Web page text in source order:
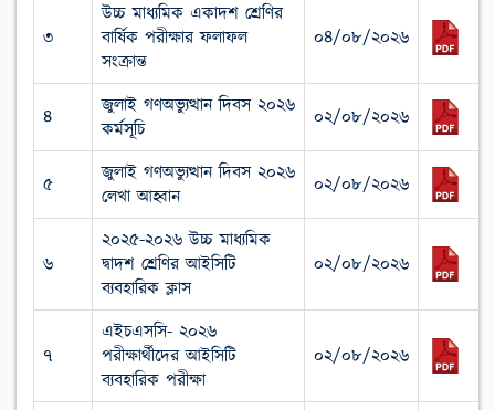
৩
উচ্চ মাধ্যমিক একাদশ শ্রেণির
বার্ষিক পরীক্ষার ফলাফল
সংক্রান্ত
০৪/০৮/২০২৬
৪
জুলাই গণঅভ্যুত্থান দিবস ২০২৬
কর্মসূচি
০২/০৮/২০২৬
৫
জুলাই গণঅভ্যুত্থান দিবস ২০২৬
লেখা আহ্বান
০২/০৮/২০২৬
৬
২০২৫-২০২৬ উচ্চ মাধ্যমিক
দ্বাদশ শ্রেণির আইসিটি
ব্যবহারিক ক্লাস
০২/০৮/২০২৬
৭
এইচএসসি- ২০২৬
পরীক্ষার্থীদের আইসিটি
ব্যবহারিক পরীক্ষা
০২/০৮/২০২৬